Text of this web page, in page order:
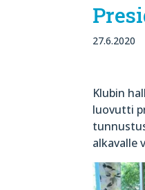
27.6.2020
Klubin
luovutti
alkavalle